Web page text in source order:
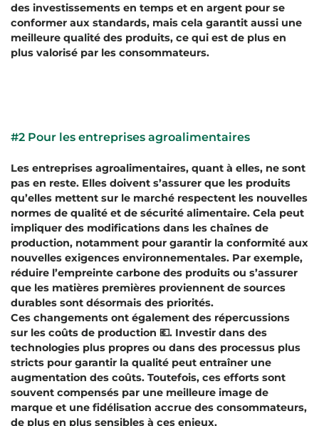
des investissements en temps et en argent pour se
conformer aux standards, mais cela garantit aussi une
meilleure qualité des produits, ce qui est de plus en
plus valorisé par les consommateurs.
#2 Pour les entreprises agroalimentaires
Les entreprises agroalimentaires, quant à elles, ne sont
pas en reste. Elles doivent s’assurer que les produits
qu’elles mettent sur le marché respectent les nouvelles
normes de qualité et de sécurité alimentaire. Cela peut
impliquer des modifications dans les chaînes de
production, notamment pour garantir la conformité aux
nouvelles exigences environnementales. Par exemple,
réduire l’empreinte carbone des produits ou s’assurer
que les matières premières proviennent de sources
durables sont désormais des priorités.
Ces changements ont également des répercussions
sur les coûts de production 💶. Investir dans des
technologies plus propres ou dans des processus plus
stricts pour garantir la qualité peut entraîner une
augmentation des coûts. Toutefois, ces efforts sont
souvent compensés par une meilleure image de
marque et une fidélisation accrue des consommateurs,
de plus en plus sensibles à ces enjeux.